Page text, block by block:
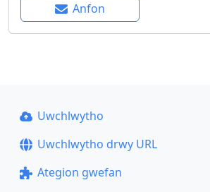
Anfon
Uwchlwytho
Uwchlwytho drwy URL
Ategion gwefan